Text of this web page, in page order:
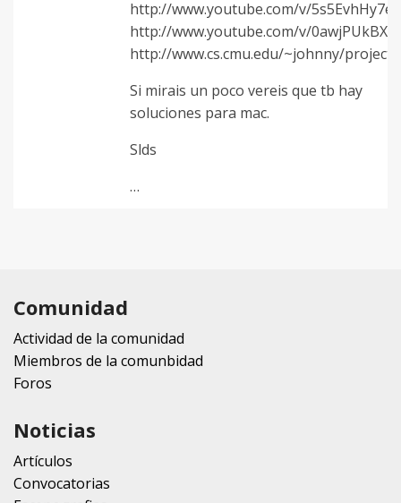
http://www.youtube.com/v/
http://www.youtube.com/v/
http://www.cs.cmu.edu/~johnny/
Si mirais un poco vereis que tb hay
soluciones para mac.
Slds
…
Comunidad
Actividad de la comunidad
Miembros de la comunbidad
Foros
Noticias
Artículos
Convocatorias